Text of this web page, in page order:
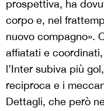
prospettiva, ha
corpo e, nel
nuovo compagno».
affiatati e
l’Inter subiva più
reciproca e i
Dettagli, che però